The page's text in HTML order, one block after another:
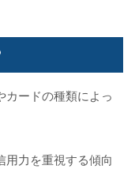
カードの種類によっ
用力を重視する傾向